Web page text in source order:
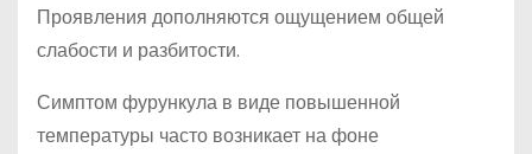
Проявления дополняются ощущением общей
слабости и разбитости.
Симптом фурункула в виде повышенной
температуры часто возникает на фоне